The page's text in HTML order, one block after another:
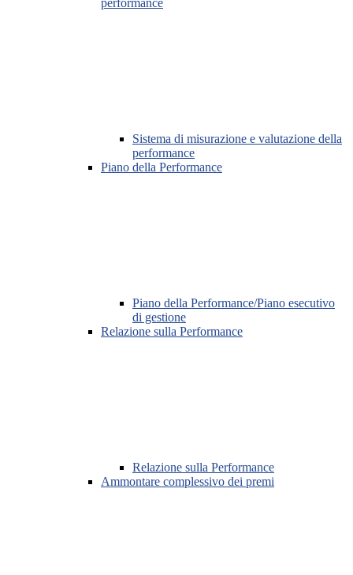
performance
Sistema di misurazione e valutazione della
performance
Piano della Performance
Piano della Performance/Piano esecutivo
di gestione
Relazione sulla Performance
Relazione sulla Performance
Ammontare complessivo dei premi